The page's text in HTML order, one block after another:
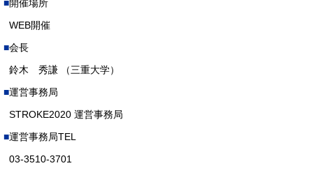
開催場所
WEB開催
会長
鈴木 秀謙 （三重大学）
運営事務局
STROKE2020 運営事務局
運営事務局TEL
03-3510-3701